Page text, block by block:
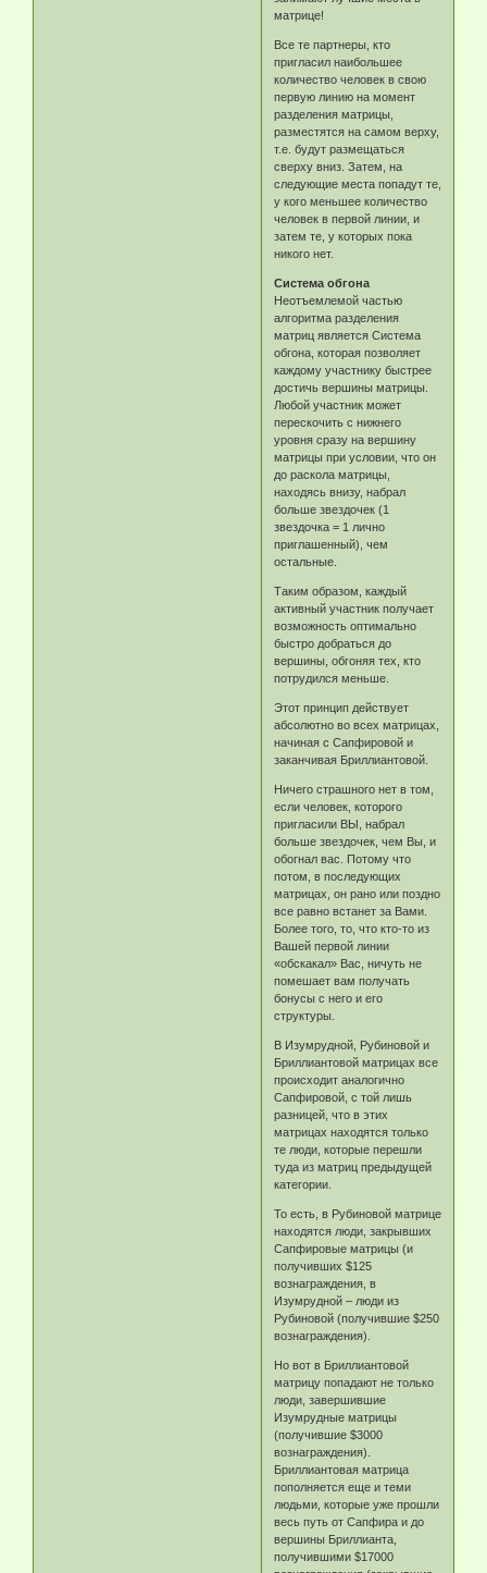
матрице!
Все те партнеры, кто
пригласил наибольшее
количество человек в свою
первую линию на момент
разделения матрицы,
разместятся на самом верху,
т.е. будут размещаться
сверху вниз. Затем, на
следующие места попадут те,
у кого меньшее количество
человек в первой линии, и
затем те, у которых пока
никого нет.
Система обгона
Неотъемлемой частью
алгоритма разделения
матриц является Система
обгона, которая позволяет
каждому участнику быстрее
достичь вершины матрицы.
Любой участник может
перескочить с нижнего
уровня сразу на вершину
матрицы при условии, что он
до раскола матрицы,
находясь внизу, набрал
больше звездочек (1
звездочка = 1 лично
приглашенный), чем
остальные.
Таким образом, каждый
активный участник получает
возможность оптимально
быстро добраться до
вершины, обгоняя тех, кто
потрудился меньше.
Этот принцип действует
абсолютно во всех матрицах,
начиная с Сапфировой и
заканчивая Бриллиантовой.
Ничего страшного нет в том,
если человек, которого
пригласили ВЫ, набрал
больше звездочек, чем Вы, и
обогнал вас. Потому что
потом, в последующих
матрицах, он рано или поздно
все равно встанет за Вами.
Более того, то, что кто-то из
Вашей первой линии
«обскакал» Вас, ничуть не
помешает вам получать
бонусы с него и его
структуры.
В Изумрудной, Рубиновой и
Бриллиантовой матрицах все
происходит аналогично
Сапфировой, с той лишь
разницей, что в этих
матрицах находятся только
те люди, которые перешли
туда из матриц предыдущей
категории.
То есть, в Рубиновой матрице
находятся люди, закрывших
Сапфировые матрицы (и
получивших $125
вознаграждения, в
Изумрудной – люди из
Рубиновой (получившие $250
вознаграждения).
Но вот в Бриллиантовой
матрицу попадают не только
люди, завершившие
Изумрудные матрицы
(получившие $3000
вознаграждения).
Бриллиантовая матрица
пополняется еще и теми
людьми, которые уже прошли
весь путь от Сапфира и до
вершины Бриллианта,
получившими $17000